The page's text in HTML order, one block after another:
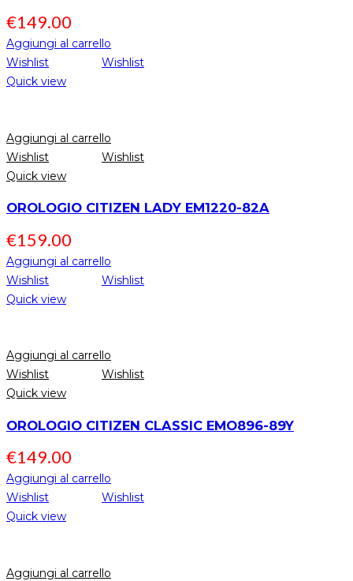
€149.00
Aggiungi al carrello
Wishlist
Wishlist
Quick view
Aggiungi al carrello
Wishlist
Wishlist
Quick view
OROLOGIO CITIZEN LADY EM1220-82A
€159.00
Aggiungi al carrello
Wishlist
Wishlist
Quick view
Aggiungi al carrello
Wishlist
Wishlist
Quick view
OROLOGIO CITIZEN CLASSIC EMO896-89Y
€149.00
Aggiungi al carrello
Wishlist
Wishlist
Quick view
Aggiungi al carrello